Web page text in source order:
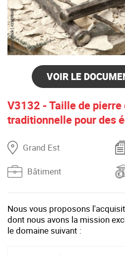
VOIR LE
V3132 - Taille de
traditionnelle pour des
Grand Est
Bâtiment
Nous vous proposons
dont nous avons la mission
le domaine suivant :